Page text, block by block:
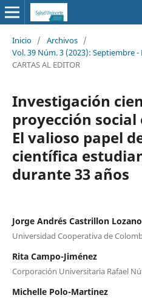
Inicio / Archivos /
Vol. 39 Núm. 3 (2023): Septiembre -
CARTAS AL EDITOR
Investigación
proyección
El valioso papel
científica
durante 33 años
Jorge Andrés Castrillon Lozano
Universidad Cooperativa de
Rita Campo-Jiménez
Corporación Universitaria Rafael
Michelle Polo-Martinez